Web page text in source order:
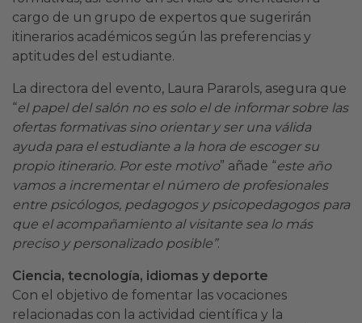
cargo de un grupo de expertos que sugerirán
itinerarios académicos según las preferencias y
aptitudes del estudiante.
La directora del evento, Laura Pararols, asegura que
“el papel del salón no es solo el de informar sobre las
ofertas formativas sino orientar y ser una válida
ayuda para el estudiante a la hora de escoger su
propio itinerario. Por este motivo” añade “este año
vamos a incrementar el número de profesionales
entre psicólogos, pedagogos y psicopedagogos para
que el acompañamiento al visitante sea lo más
preciso y personalizado posible”.
Ciencia, tecnología, idiomas y deporte
Con el objetivo de fomentar las vocaciones
relacionadas con la actividad científica y la